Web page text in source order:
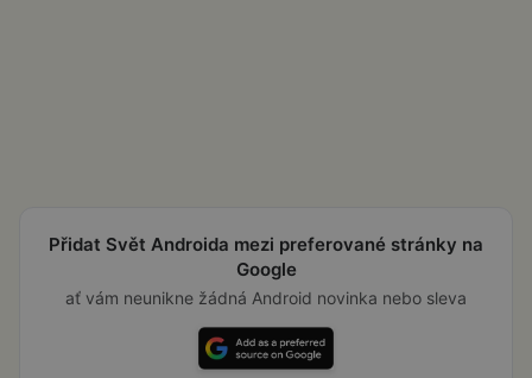
Přidat Svět Androida mezi preferované stránky na
Google
ať vám neunikne žádná Android novinka nebo sleva